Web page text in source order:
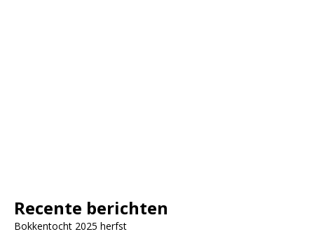
Recente berichten
Bokkentocht 2025 herfst